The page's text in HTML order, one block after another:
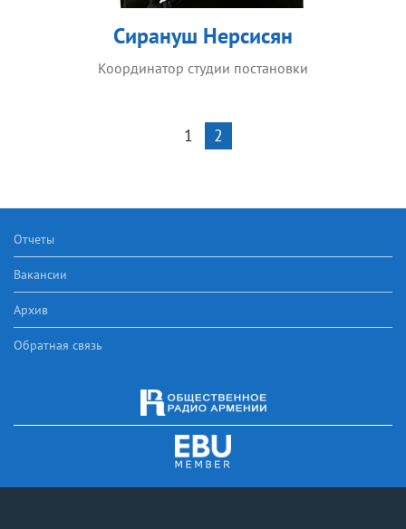
Сирануш Нерсисян
Координатор студии постановки
1 2
Отчеты
Вакансии
Архив
Обратная связь